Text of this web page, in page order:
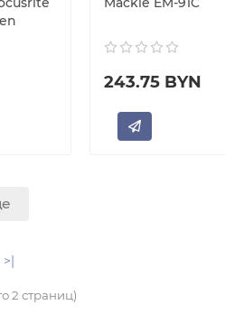
243.75 BYN
>|
2 страниц)